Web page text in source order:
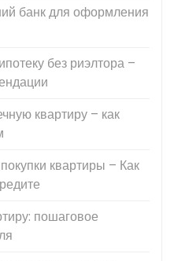
банк для оформления
без риэлтора –
квартиру – как
квартиры – Как
пошаговое